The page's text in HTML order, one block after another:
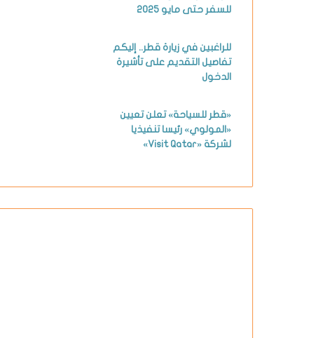
للسفر حتى مايو 2025
للراغبين في زيارة قطر.. إليكم
تفاصيل التقديم على تأشيرة
الدخول
«قطر للسياحة» تعلن تعيين
«المولوي» رئيسا تنفيذيا
لشركة «Visit Qatar»